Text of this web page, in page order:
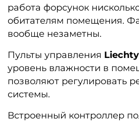
работа форсунок
обитателям помещения.
вообще незаметны.
Пульты управления Liechty
уровень влажности в
позволяют регулировать
системы.
Встроенный контроллер